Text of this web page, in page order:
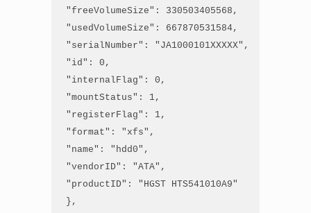
"freeVolumeSize": 330503405568,
"usedVolumeSize": 667870531584,
"serialNumber": "JA1000101XXXXX",
"id": 0,
"internalFlag": 0,
"mountStatus": 1,
"registerFlag": 1,
"format": "xfs",
"name": "hdd0",
"vendorID": "ATA",
"productID": "HGST HTS541010A9"
},